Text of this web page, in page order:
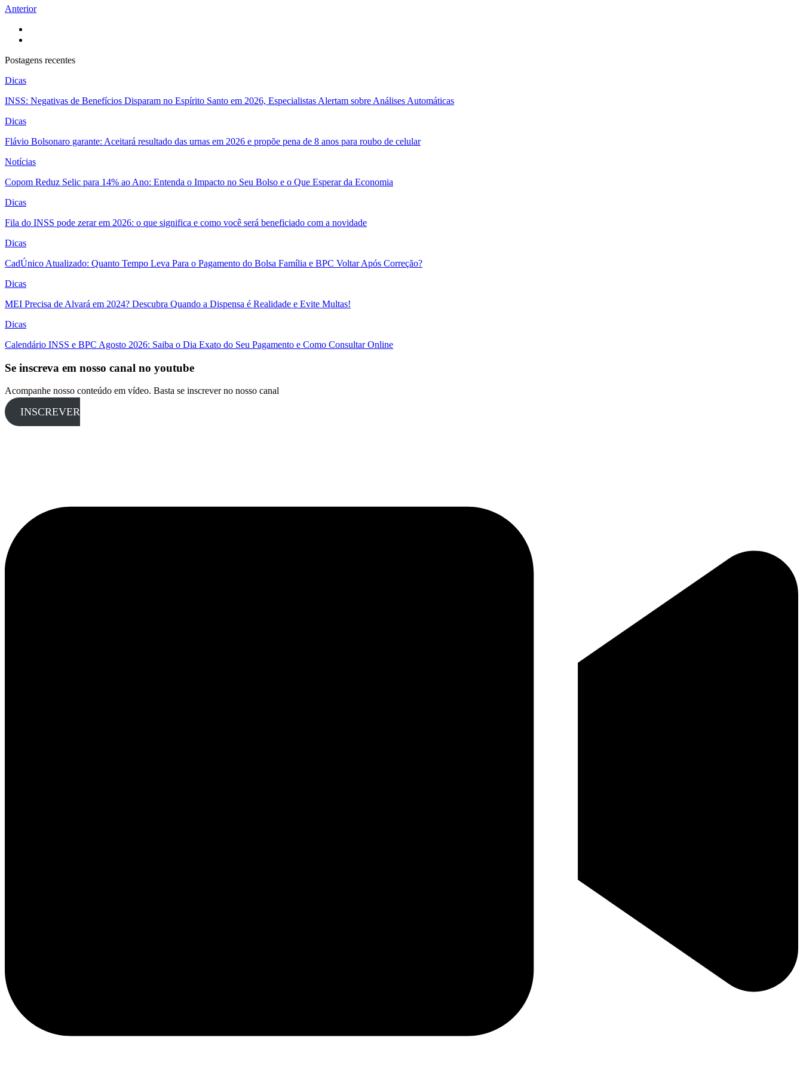
Anterior
Postagens recentes
Dicas
INSS: Negativas de Benefícios Disparam no Espírito Santo em 2026, Especialistas Alertam sobre Análises Automáticas
Dicas
Flávio Bolsonaro garante: Aceitará resultado das urnas em 2026 e propõe pena de 8 anos para roubo de celular
Notícias
Copom Reduz Selic para 14% ao Ano: Entenda o Impacto no Seu Bolso e o Que Esperar da Economia
Dicas
Fila do INSS pode zerar em 2026: o que significa e como você será beneficiado com a novidade
Dicas
CadÚnico Atualizado: Quanto Tempo Leva Para o Pagamento do Bolsa Família e BPC Voltar Após Correção?
Dicas
MEI Precisa de Alvará em 2024? Descubra Quando a Dispensa é Realidade e Evite Multas!
Dicas
Calendário INSS e BPC Agosto 2026: Saiba o Dia Exato do Seu Pagamento e Como Consultar Online
Se inscreva em nosso canal no youtube
Acompanhe nosso conteúdo em vídeo. Basta se inscrever no nosso canal
INSCREVER